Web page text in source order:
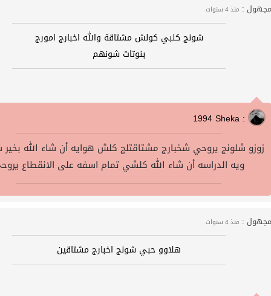
مجهول : منذ 4 سنوات
شونج كلبي كولش مشتاقة والله اخبارج امورج
بنوتات شونهم
1994 Sheka :
زوزو شلونج يروحي شخبارج مشتاقتلچ كلش هوايه أن شاء الله بخير
ويه الدراسه أن شاء الله كلشي تمام اسفه على الانقطاع
مجهول : منذ 4 سنوات
هلاوو حبي شونج اخبارج مشتاقين